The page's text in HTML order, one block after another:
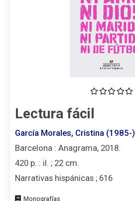
Lectura fácil
García Morales, Cristina (1985-)
Barcelona : Anagrama, 2018.
420 p. : il. ; 22 cm.
Narrativas hispánicas ; 616